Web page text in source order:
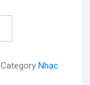
Category Nhạc